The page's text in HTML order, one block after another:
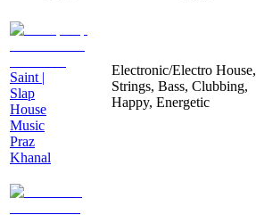
Saint |
Slap
House
Music
Praz
Khanal
Electronic/Electro House,
Strings, Bass, Clubbing,
Happy, Energetic